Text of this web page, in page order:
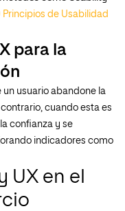
Principios de Usabilidad
para la
usuario abandone la
cuando esta es
confianza y se
indicadores como
UX en el